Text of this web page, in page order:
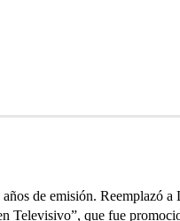
de emisión. Reemplazó
Televisivo”, que fue